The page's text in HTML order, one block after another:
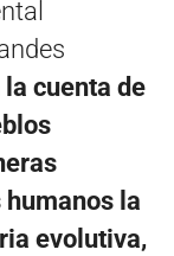
cuenta de
la
evolutiva,